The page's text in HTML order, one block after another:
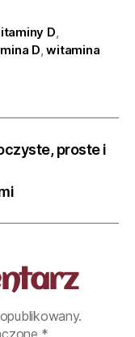
D,
D,witamina
proste i